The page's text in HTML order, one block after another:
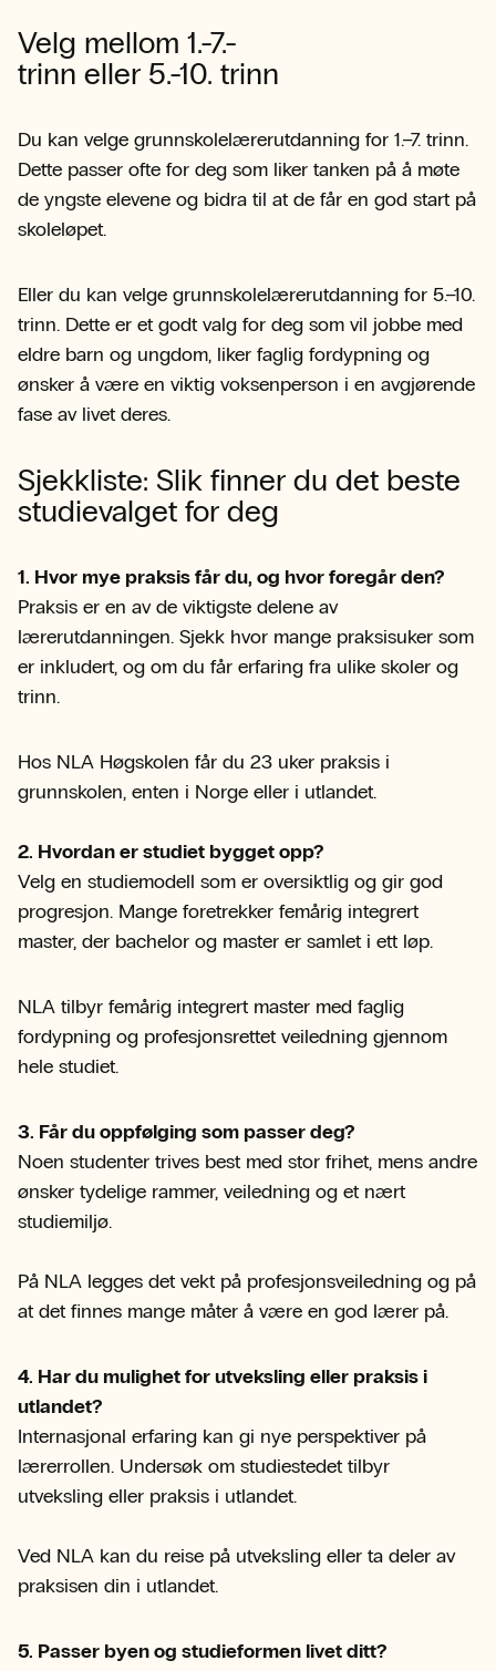
Velg mellom 1.-7.-
trinn eller 5.-10. trinn
Du kan velge grunnskolelærerutdanning for 1.–7. trinn.
Dette passer ofte for deg som liker tanken på å møte
de yngste elevene og bidra til at de får en god start på
skoleløpet.
Eller du kan velge grunnskolelærerutdanning for 5.–10.
trinn. Dette er et godt valg for deg som vil jobbe med
eldre barn og ungdom, liker faglig fordypning og
ønsker å være en viktig voksenperson i en avgjørende
fase av livet deres.
Sjekkliste: Slik finner du det beste
studievalget for deg
1. Hvor mye praksis får du, og hvor foregår den?
Praksis er en av de viktigste delene av
lærerutdanningen. Sjekk hvor mange praksisuker som
er inkludert, og om du får erfaring fra ulike skoler og
trinn.
Hos NLA Høgskolen får du 23 uker praksis i
grunnskolen, enten i Norge eller i utlandet.
2. Hvordan er studiet bygget opp?
Velg en studiemodell som er oversiktlig og gir god
progresjon. Mange foretrekker femårig integrert
master, der bachelor og master er samlet i ett løp.
NLA tilbyr femårig integrert master med faglig
fordypning og profesjonsrettet veiledning gjennom
hele studiet.
3. Får du oppfølging som passer deg?
Noen studenter trives best med stor frihet, mens andre
ønsker tydelige rammer, veiledning og et nært
studiemiljø.
På NLA legges det vekt på profesjonsveiledning og på
at det finnes mange måter å være en god lærer på.
4. Har du mulighet for utveksling eller praksis i
utlandet?
Internasjonal erfaring kan gi nye perspektiver på
lærerrollen. Undersøk om studiestedet tilbyr
utveksling eller praksis i utlandet.
Ved NLA kan du reise på utveksling eller ta deler av
praksisen din i utlandet.
5. Passer byen og studieformen livet ditt?